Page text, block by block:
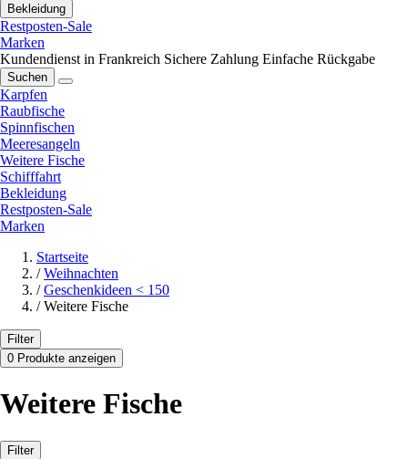
Bekleidung
Restposten-Sale
Marken
Kundendienst in Frankreich Sichere Zahlung Einfache Rückgabe
Suchen
Karpfen
Raubfische
Spinnfischen
Meeresangeln
Weitere Fische
Schifffahrt
Bekleidung
Restposten-Sale
Marken
Startseite
/ Weihnachten
/ Geschenkideen < 150
/ Weitere Fische
Filter
0 Produkte anzeigen
Weitere Fische
Filter